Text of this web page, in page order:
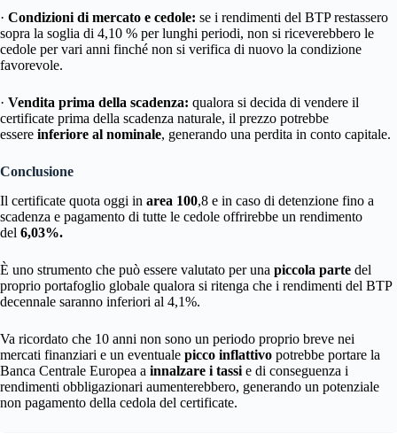
· Condizioni di mercato e cedole: se i rendimenti del BTP restassero
sopra la soglia di 4,10 % per lunghi periodi, non si riceverebbero le
cedole per vari anni finché non si verifica di nuovo la condizione
favorevole.
· Vendita prima della scadenza: qualora si decida di vendere il
certificate prima della scadenza naturale, il prezzo potrebbe
essere inferiore al nominale, generando una perdita in conto capitale.
Conclusione
Il certificate quota oggi in area 100,8 e in caso di detenzione fino a
scadenza e pagamento di tutte le cedole offrirebbe un rendimento
del 6,03%.
È uno strumento che può essere valutato per una piccola parte del
proprio portafoglio globale qualora si ritenga che i rendimenti del BTP
decennale saranno inferiori al 4,1%.
Va ricordato che 10 anni non sono un periodo proprio breve nei
mercati finanziari e un eventuale picco inflattivo potrebbe portare la
Banca Centrale Europea a innalzare i tassi e di conseguenza i
rendimenti obbligazionari aumenterebbero, generando un potenziale
non pagamento della cedola del certificate.